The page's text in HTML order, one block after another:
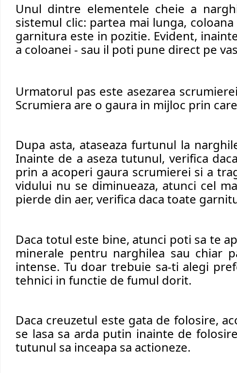
Unul dintre elementele cheie a
sistemul clic: partea mai lunga,
garnitura este in pozitie. Evident,
a coloanei - sau il poti pune direct pe vas
Urmatorul pas este asezarea scrumierei
Scrumiera are o gaura in mijloc prin
Dupa asta, ataseaza furtunul la
Inainte de a aseza tutunul, verifica
prin a acoperi gaura scrumierei si a
vidului nu se diminueaza, atunci cel
pierde din aer, verifica daca toate
Daca totul este bine, atunci poti sa te
minerale pentru narghilea sau chiar
intense. Tu doar trebuie sa-ti alegi
tehnici in functie de fumul dorit.
Daca creuzetul este gata de folosire,
se lasa sa arda putin inainte de
tutunul sa inceapa sa actioneze.